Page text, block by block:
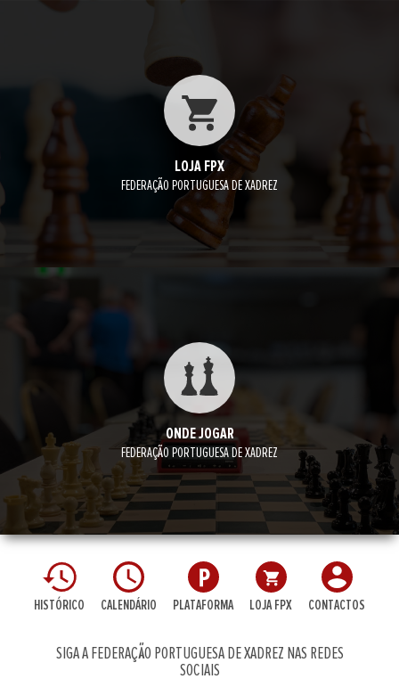
LOJA FPX
FEDERAÇÃO PORTUGUESA DE XADREZ
ONDE JOGAR
FEDERAÇÃO PORTUGUESA DE XADREZ
HISTÓRICO CALENDÁRIO PLATAFORMA LOJA FPX CONTACTOS
SIGA A FEDERAÇÃO PORTUGUESA DE XADREZ NAS REDES
SOCIAIS